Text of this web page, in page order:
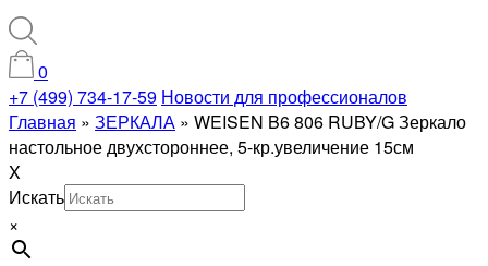
0
+7 (499) 734-17-59 Новости для профессионалов
Главная » ЗЕРКАЛА » WEISEN B6 806 RUBY/G Зеркало
настольное двухстороннее, 5-кр.увеличение 15см
X
Искать
×